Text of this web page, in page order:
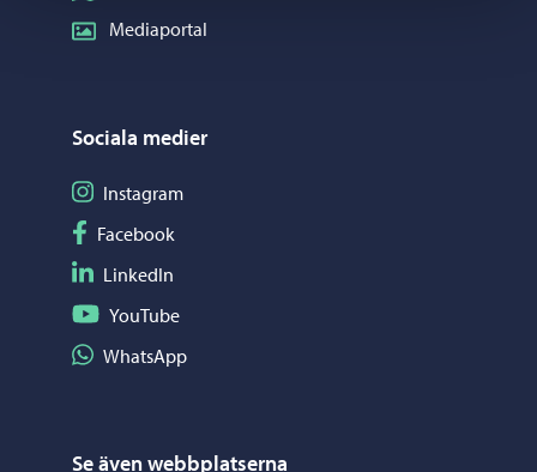
Mediaportal
Sociala medier
Följ på Instagram
Instagram
Följ på Facebook
Facebook
Följ på LinkedIn
LinkedIn
Följ på YouTube
YouTube
Dela på WhatsApp
WhatsApp
Se även webbplatserna